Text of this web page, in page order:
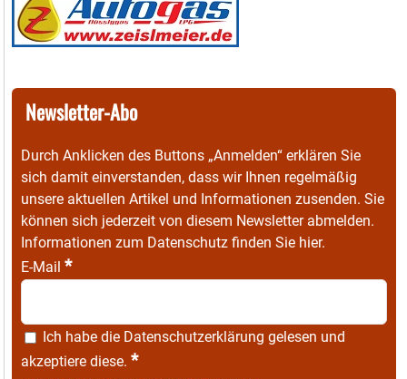
Newsletter-Abo
Durch Anklicken des Buttons „Anmelden“ erklären Sie
sich damit einverstanden, dass wir Ihnen regelmäßig
unsere aktuellen Artikel und Informationen zusenden. Sie
können sich jederzeit von diesem Newsletter abmelden.
Informationen zum Datenschutz finden Sie hier.
E-Mail *
Ich habe die Datenschutzerklärung gelesen und
akzeptiere diese. *